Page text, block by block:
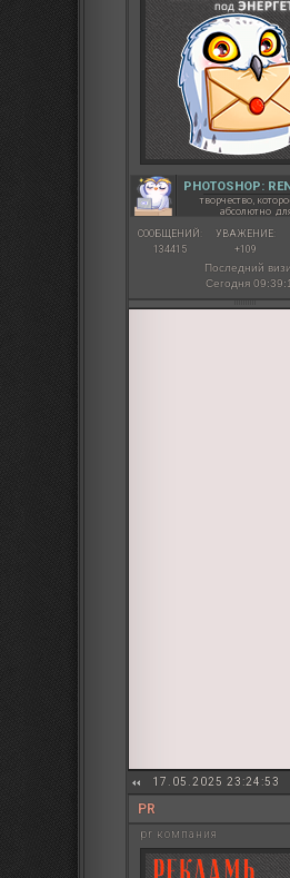
PHOTOSHOP:
творчество,
абсолютно
СООБЩЕНИЙ:
134415
УВАЖЕНИЕ:
+109
Последний
Сегодня
17.05.2025 23:24:53
PR
pr компания